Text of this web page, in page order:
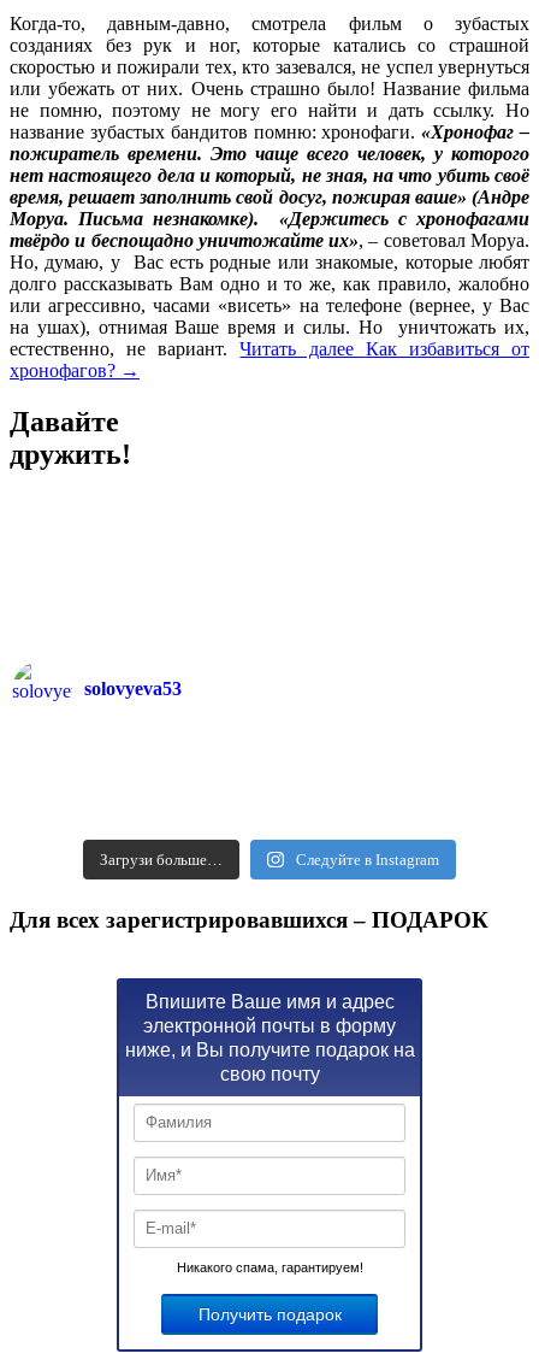
Когда-то, давным-давно, смотрела фильм о зубастых
созданиях без рук и ног, которые катались со страшной
скоростью и пожирали тех, кто зазевался, не успел увернуться
или убежать от них. Очень страшно было! Название фильма
не помню, поэтому не могу его найти и дать ссылку. Но
название зубастых бандитов помню: хронофаги. «Хронофаг –
пожиратель времени. Это чаще всего человек, у которого
нет настоящего дела и который, не зная, на что убить своё
время, решает заполнить свой досуг, пожирая ваше» (Андре
Моруа. Письма незнакомке). «Держитесь с хронофагами
твёрдо и беспощадно уничтожайте их», – советовал Моруа.
Но, думаю, у Вас есть родные или знакомые, которые любят
долго рассказывать Вам одно и то же, как правило, жалобно
или агрессивно, часами «висеть» на телефоне (вернее, у Вас
на ушах), отнимая Ваше время и силы. Но уничтожать их,
естественно, не вариант.Читать далее Как избавиться от
хронофагов? →
Давайте
дружить!
solovyeva53
Загрузи больше… Следуйте в Instagram
Для всех зарегистрировавшихся – ПОДАРОК
Впишите Ваше имя и адрес
электронной почты в форму
ниже, и Вы получите подарок на
свою почту
Никакого спама, гарантируем!